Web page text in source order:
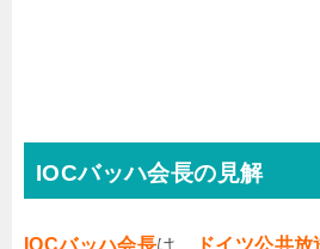
IOCバッハ会長の見解
IOCバッハ会長は、 ドイツ公共